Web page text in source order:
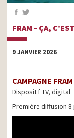
FRAM – ÇA,
9 JANVIER 2026
CAMPAGNE
Dispositif TV, digital
Première diffusion 8